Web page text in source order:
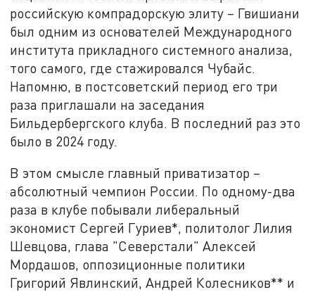
российскую компрадорскую элиту – Гвишиани
был одним из основателей Международного
института прикладного системного анализа,
того самого, где стажировался Чубайс.
Напомню, в постсоветский период его три
раза приглашали на заседания
Бильдербергского клуба. В последний раз это
было в 2024 году.
В этом смысле главный приватизатор –
абсолютный чемпион России. По одному-два
раза в клубе побывали либеральный
экономист Сергей Гуриев*, политолог Лилия
Шевцова, глава "Северстали" Алексей
Мордашов, оппозиционные политики
Григорий Явлинский, Андрей Колесников** и